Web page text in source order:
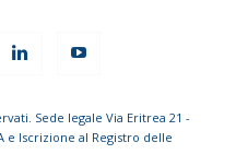
Sede legale Via Eritrea 21 -
e Iscrizione al Registro delle